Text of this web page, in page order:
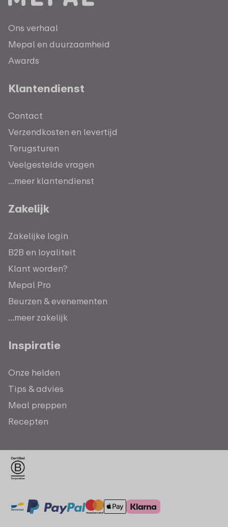
Ons verhaal
Mepal en duurzaamheid
Awards
Klantendienst
Contact
Verzendkosten en levertijd
Terugsturen
Veelgestelde vragen
...meer klantendienst
Zakelijk
Zakelijke login
B2B en loyaliteit
Klant worden?
Mepal Pro
Beurzen & evenementen
...meer zakelijk
Inspiratie
Onze helden
Tips & advies
Meal preppen
Recepten